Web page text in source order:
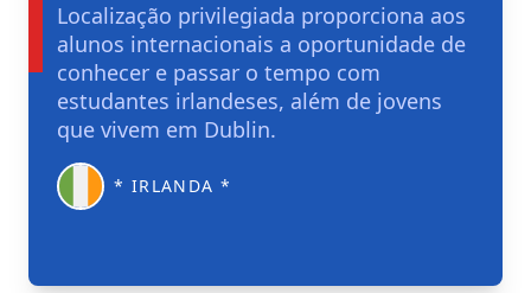
Localização privilegiada proporciona aos
alunos internacionais a oportunidade de
conhecer e passar o tempo com
estudantes irlandeses, além de jovens
que vivem em Dublin.
* IRLANDA *